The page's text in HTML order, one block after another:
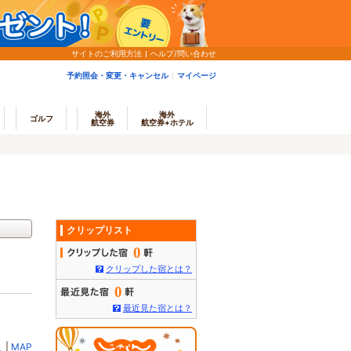
サイトのご利用方法 ヘルプ/問い合わせ
予約照会・変更・キャンセル マイページ
ゴルフ
海外
航空券
海外
航空券+ホテル
MAP
クリップリスト
0
クリップした宿とは？
0
最近見た宿とは？